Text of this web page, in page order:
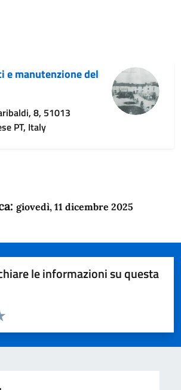
e manutenzione del
8, 51013
PT, Italy
giovedì, 11 dicembre 2025
le informazioni su questa
pagina
5 stelle su 5
4 stelle su 5
su 5
su 5
5